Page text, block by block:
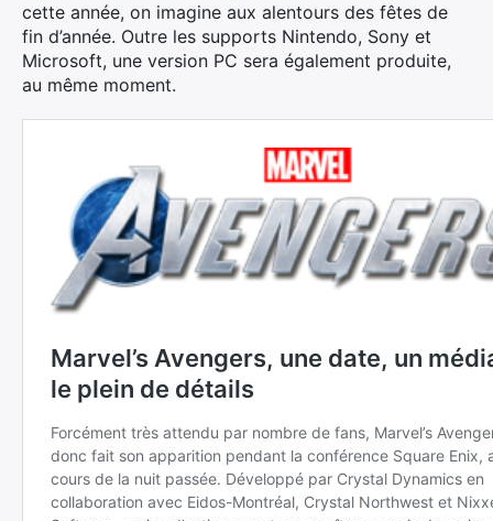
cette année, on imagine aux alentours des fêtes de
fin d’année. Outre les supports Nintendo, Sony et
Microsoft, une version PC sera également produite,
au même moment.